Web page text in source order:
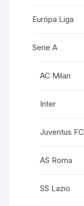
Európa Liga
Serie A
AC Milan
Inter
Juventus FC
AS Roma
SS Lazio